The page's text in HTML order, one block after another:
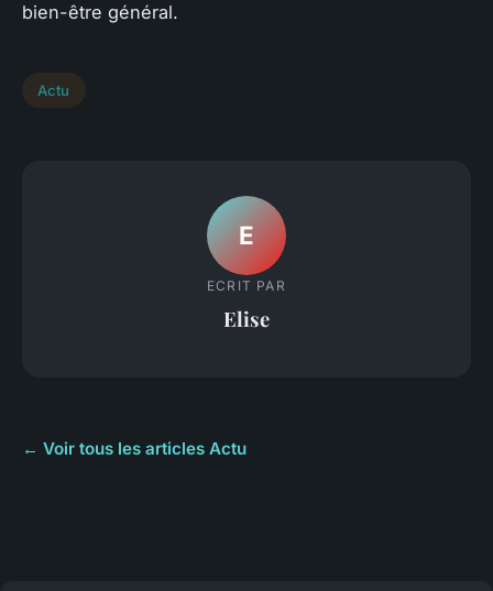
bien-être général.
Actu
E
ECRIT PAR
Elise
← Voir tous les articles Actu